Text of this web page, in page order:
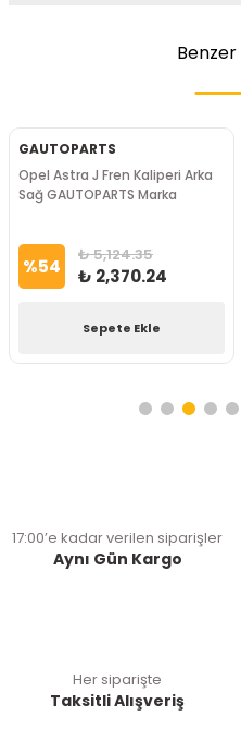
Benzer
GAUTOPARTS
Opel Astra J Fren Kaliperi Arka
Sağ GAUTOPARTS Marka
%54 ₺ 5,124.35
₺ 2,370.24
Sepete Ekle
17:00’e kadar verilen siparişler
Aynı Gün Kargo
Her siparişte
Taksitli Alışveriş